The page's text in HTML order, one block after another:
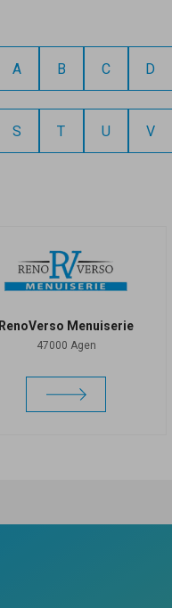
A B C D
S T U V
RenoVerso Menuiserie
47000 Agen